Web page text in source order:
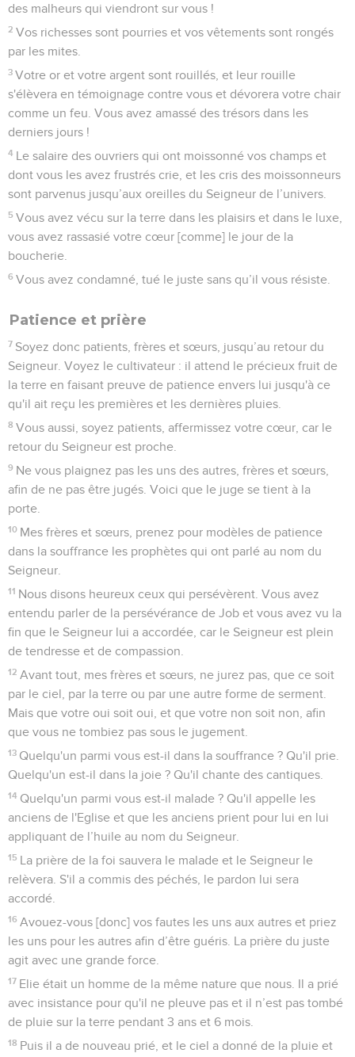
des malheurs qui viendront sur vous !
2 Vos richesses sont pourries et vos vêtements sont rongés
par les mites.
3 Votre or et votre argent sont rouillés, et leur rouille
s'élèvera en témoignage contre vous et dévorera votre chair
comme un feu. Vous avez amassé des trésors dans les
derniers jours !
4 Le salaire des ouvriers qui ont moissonné vos champs et
dont vous les avez frustrés crie, et les cris des moissonneurs
sont parvenus jusqu’aux oreilles du Seigneur de l’univers.
5 Vous avez vécu sur la terre dans les plaisirs et dans le luxe,
vous avez rassasié votre cœur [comme] le jour de la
boucherie.
6 Vous avez condamné, tué le juste sans qu’il vous résiste.
Patience et prière
7 Soyez donc patients, frères et sœurs, jusqu’au retour du
Seigneur. Voyez le cultivateur : il attend le précieux fruit de
la terre en faisant preuve de patience envers lui jusqu'à ce
qu'il ait reçu les premières et les dernières pluies.
8 Vous aussi, soyez patients, affermissez votre cœur, car le
retour du Seigneur est proche.
9 Ne vous plaignez pas les uns des autres, frères et sœurs,
afin de ne pas être jugés. Voici que le juge se tient à la
porte.
10 Mes frères et sœurs, prenez pour modèles de patience
dans la souffrance les prophètes qui ont parlé au nom du
Seigneur.
11 Nous disons heureux ceux qui persévèrent. Vous avez
entendu parler de la persévérance de Job et vous avez vu la
fin que le Seigneur lui a accordée, car le Seigneur est plein
de tendresse et de compassion.
12 Avant tout, mes frères et sœurs, ne jurez pas, que ce soit
par le ciel, par la terre ou par une autre forme de serment.
Mais que votre oui soit oui, et que votre non soit non, afin
que vous ne tombiez pas sous le jugement.
13 Quelqu'un parmi vous est-il dans la souffrance ? Qu'il prie.
Quelqu'un est-il dans la joie ? Qu'il chante des cantiques.
14 Quelqu'un parmi vous est-il malade ? Qu'il appelle les
anciens de l'Eglise et que les anciens prient pour lui en lui
appliquant de l’huile au nom du Seigneur.
15 La prière de la foi sauvera le malade et le Seigneur le
relèvera. S'il a commis des péchés, le pardon lui sera
accordé.
16 Avouez-vous [donc] vos fautes les uns aux autres et priez
les uns pour les autres afin d’être guéris. La prière du juste
agit avec une grande force.
17 Elie était un homme de la même nature que nous. Il a prié
avec insistance pour qu'il ne pleuve pas et il n’est pas tombé
de pluie sur la terre pendant 3 ans et 6 mois.
18 Puis il a de nouveau prié, et le ciel a donné de la pluie et